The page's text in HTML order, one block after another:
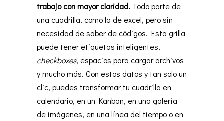
trabajo con mayor claridad. Todo parte de
una cuadrilla, como la de excel, pero sin
necesidad de saber de códigos. Esta grilla
puede tener etiquetas inteligentes,
checkboxes, espacios para cargar archivos
y mucho más. Con estos datos y tan solo un
clic, puedes transformar tu cuadrilla en
calendario, en un Kanban, en una galería
de imágenes, en una línea del tiempo o en